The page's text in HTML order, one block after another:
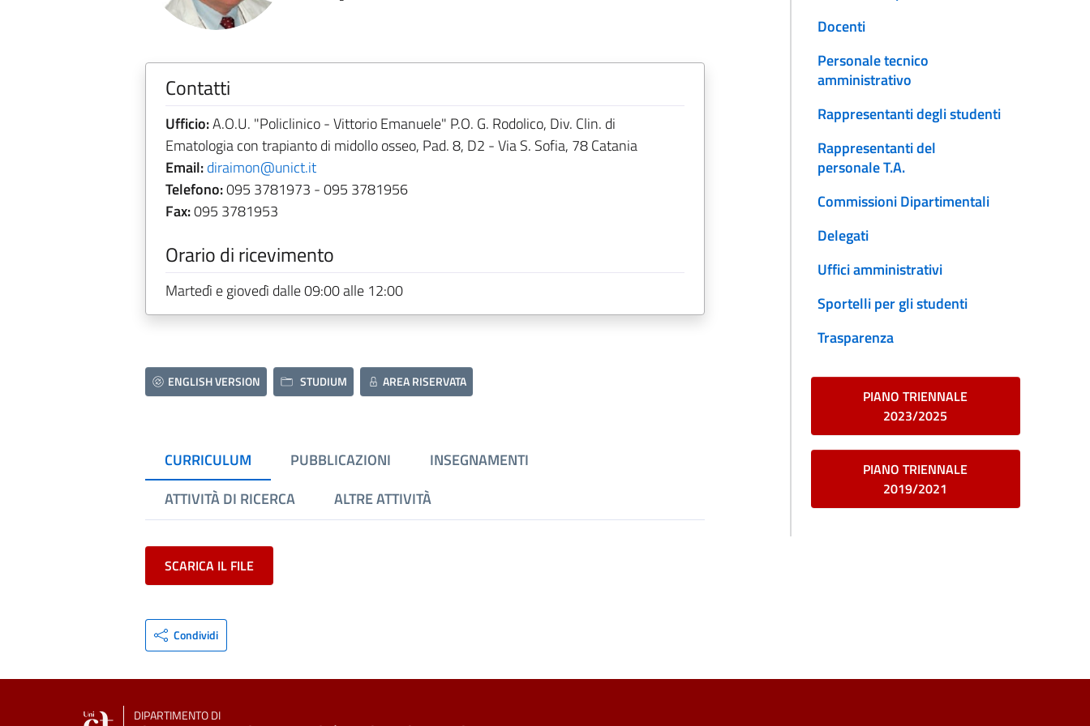
Contatti
Ufficio:A.O.U. "Policlinico - Vittorio Emanuele" P.O. G. Rodolico, Div. Clin. di
Ematologia con trapianto di midollo osseo, Pad. 8, D2 - Via S. Sofia, 78 Catania
Email:diraimon@unict.it
Telefono:095 3781973 - 095 3781956
Fax:095 3781953
Orario di ricevimento
Martedì e giovedì dalle 09:00 alle 12:00
ENGLISH VERSION STUDIUM AREA RISERVATA
CURRICULUM PUBBLICAZIONI
INSEGNAMENTI
ATTIVITÀ DI RICERCA
ALTRE ATTIVITÀ
SCARICA IL FILE
Condividi
Docenti
Personale tecnico
amministrativo
Rappresentanti degli studenti
Rappresentanti del
personale T.A.
Commissioni Dipartimentali
Delegati
Uffici amministrativi
Sportelli per gli studenti
Trasparenza
PIANO TRIENNALE
2023/2025
PIANO TRIENNALE
2019/2021
DIPARTIMENTO DI